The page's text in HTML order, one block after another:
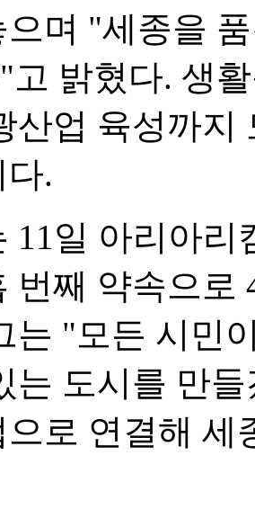
며 "세종을
고 밝혔다. 생
산업 육성까지
.
11일 아리아
번째 약속으로
는 "모든 시민
는 도시를 만
으로 연결해